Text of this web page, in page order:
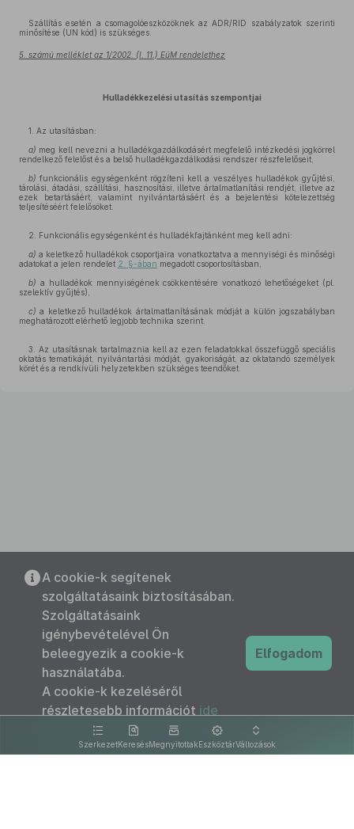
Szállítás esetén a csomagolóeszközöknek az ADR/RID szabályzatok szerinti
minősítése (UN kód) is szükséges.
5. számú melléklet az 1/2002. (I. 11.) EüM rendelethez
Hulladékkezelési utasítás szempontjai
1. Az utasításban:
a) meg kell nevezni a hulladékgazdálkodásért megfelelő intézkedési jogkörrel
rendelkező felelőst és a belső hulladékgazdálkodási rendszer részfelelőseit,
b) funkcionális egységenként rögzíteni kell a veszélyes hulladékok gyűjtési,
tárolási, átadási, szállítási, hasznosítási, illetve ártalmatlanítási rendjét, illetve az
ezek betartásáért, valamint nyilvántartásáért és a bejelentési kötelezettség
teljesítéséért felelősöket.
2. Funkcionális egységenként és hulladékfajtánként meg kell adni:
a) a keletkező hulladékok csoportjaira vonatkoztatva a mennyiségi és minőségi
adatokat a jelen rendelet 2. §-ában megadott csoportosításban,
b) a hulladékok mennyiségének csökkentésére vonatkozó lehetőségeket (pl.
szelektív gyűjtés),
c) a keletkező hulladékok ártalmatlanításának módját a külön jogszabályban
meghatározott elérhető legjobb technika szerint.
3. Az utasításnak tartalmaznia kell az ezen feladatokkal összefüggő speciális
oktatás tematikáját, nyilvántartási módját, gyakoriságát, az oktatandó személyek
körét és a rendkívüli helyzetekben szükséges teendőket.
SzerkezetKeresésMegnyitottakEszköztárVáltozások
A cookie-k segítenek
szolgáltatásaink biztosításában.
Szolgáltatásaink
igénybevételével Ön
beleegyezik a cookie-k
használatába.
A cookie-k kezeléséről
részletesebb információt ide
kattintva olvashat.
Elfogadom